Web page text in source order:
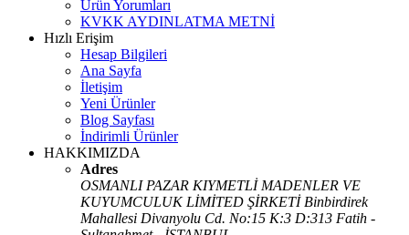
Ürün Yorumları
KVKK AYDINLATMA METNİ
Hızlı Erişim
Hesap Bilgileri
Ana Sayfa
İletişim
Yeni Ürünler
Blog Sayfası
İndirimli Ürünler
HAKKIMIZDA
Adres
OSMANLI PAZAR KIYMETLİ MADENLER VE
KUYUMCULUK LİMİTED ŞİRKETİ Binbirdirek
Mahallesi Divanyolu Cd. No:15 K:3 D:313 Fatih -